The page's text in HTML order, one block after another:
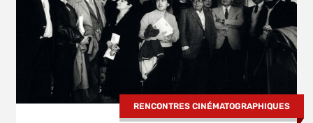
RENCONTRES CINÉMATOGRAPHIQUES